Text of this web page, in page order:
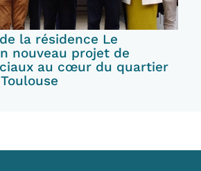
la résidence Le
nouveau projet de
au cœur du quartier